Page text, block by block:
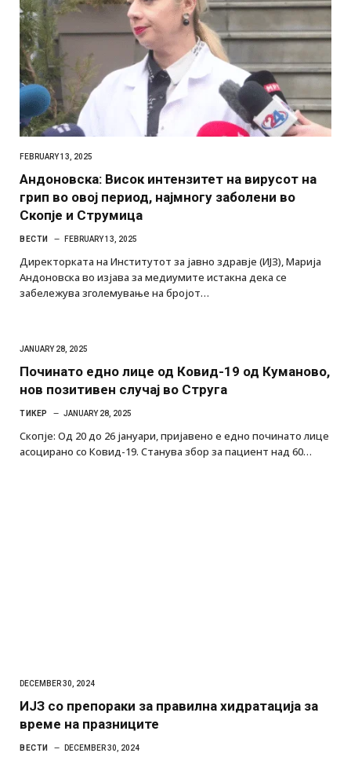
FEBRUARY 13, 2025
Андоновска: Висок интензитет на вирусот на
грип во овој период, најмногу заболени во
Скопје и Струмица
ВЕСТИ FEBRUARY 13, 2025
Директорката на Институтот за јавно здравје (ИЈЗ), Марија
Андоновска во изјава за медиумите истакна дека се
забележува зголемување на бројот…
JANUARY 28, 2025
Починато едно лице од Ковид-19 од Куманово,
нов позитивен случај во Струга
ТИКЕР JANUARY 28, 2025
Скопје: Од 20 до 26 јануари, пријавено е едно починато лице
асоцирано со Ковид-19. Станува збор за пациент над 60…
DECEMBER 30, 2024
ИЈЗ со препораки за правилна хидратација за
време на празниците
ВЕСТИ DECEMBER 30, 2024